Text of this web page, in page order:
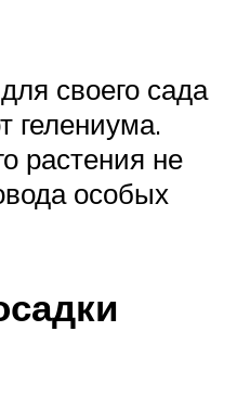
своего сада
гелениума.
растения не
особых